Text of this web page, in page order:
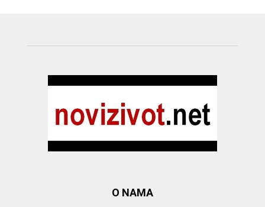
O NAMA